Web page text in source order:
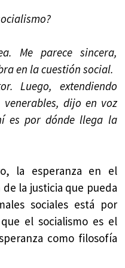
Me parece sincera,
en la cuestión social.
Luego, extendiendo
dijo en voz
es por dónde llega la
la esperanza en el
la justicia que pueda
sociales está por
el socialismo es el
como filosofía